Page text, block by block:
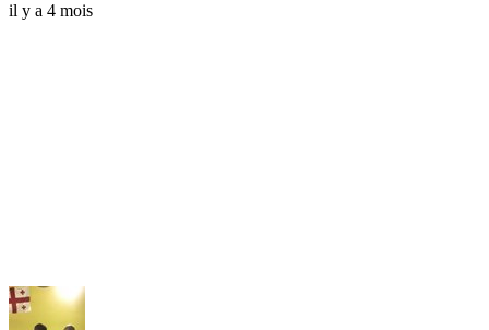
il y a 4 mois